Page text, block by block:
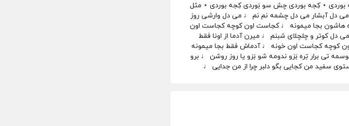
بوردی ⋆ کِجه بوردی چش سو بَوردی کِجه بوردی ⋆ مثل
می دل آبشار می دل چشمه نم نم ♩ می دل وارشی روز
هاشون بجا میمونه ♩ کجاست اون کوچه کجاست اون
کوتر و چلچلای شبنم ♩ میرن آدما از اونا فقط
کوچه کجاست اون خونه ♩ آدماش فقط بجا میمونه
تی برار تِره بَزو ندومه شو بَزو یا روز روشن ♩ برو
سفید من کجایی بگو دلبر چرا از من جدایی ♩